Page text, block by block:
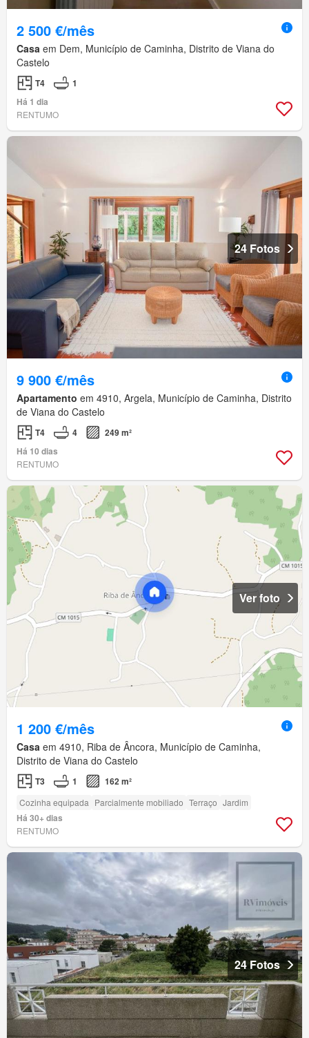
2 500 €/mês
Casa em Dem, Município de Caminha, Distrito de Viana do
Castelo
T4
1
Há 1 dia
RENTUMO
24 Fotos
9 900 €/mês
Apartamento em 4910, Argela, Município de Caminha, Distrito
de Viana do Castelo
T4 4
249 m²
Há 10 dias
RENTUMO
Ver foto
1 200 €/mês
Casa em 4910, Riba de Âncora, Município de Caminha,
Distrito de Viana do Castelo
T3 1 162 m²
Cozinha equipada Parcialmente mobiliado Terraço Jardim
Há 30+ dias
RENTUMO
24 Fotos